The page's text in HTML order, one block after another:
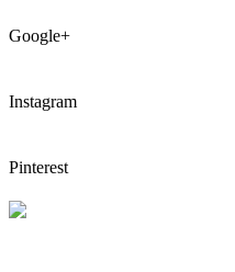
Google+
Instagram
Pinterest